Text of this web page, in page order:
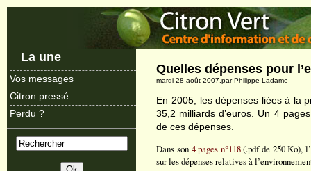
La une
Vos messages
Citron pressé
Perdu ?
Quelles dépenses pour
mardi 28 août 2007.par Philippe Ladame
En 2005, les dépenses liées à la
35,2 milliards d’euros. Un 4
de ces dépenses.
Dans son 4 pages n°118(.pdf de 250 Ko),
sur les dépenses relatives à